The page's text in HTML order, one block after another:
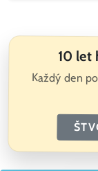
10 let
Každý den